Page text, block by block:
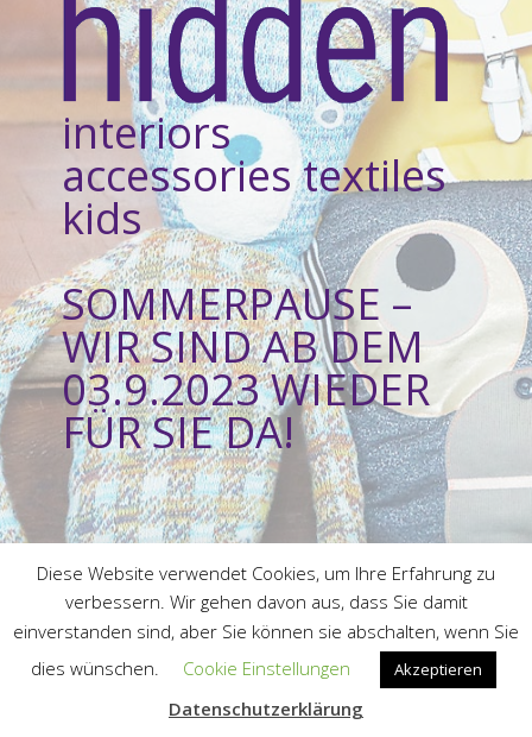
interiors
accessories textiles
kids
SOMMERPAUSE –
WIR SIND AB DEM
03.9.2023 WIEDER
FÜR SIE DA!
Diese Website verwendet Cookies, um Ihre Erfahrung zu
verbessern. Wir gehen davon aus, dass Sie damit
einverstanden sind, aber Sie können sie abschalten, wenn Sie
dies wünschen.
Cookie Einstellungen Akzeptieren
Datenschutzerklärung